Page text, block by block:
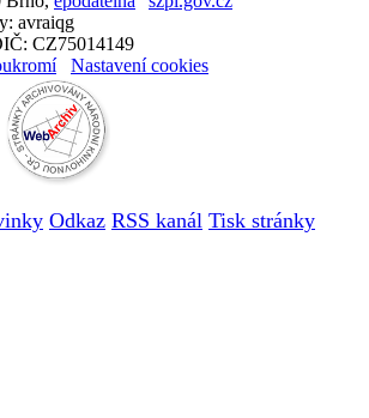
avraiqg
CZ75014149
Nastavení cookies
Odkaz RSS kanál Tisk stránky